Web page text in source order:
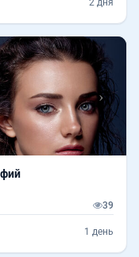
2 дня
39
1 день